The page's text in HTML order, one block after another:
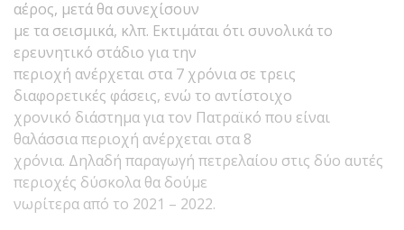
αέρος, μετά θα συνεχίσουν
με τα σεισμικά, κλπ. Εκτιμάται ότι συνολικά το
ερευνητικό στάδιο για την
περιοχή ανέρχεται στα 7 χρόνια σε τρεις
διαφορετικές φάσεις, ενώ το αντίστοιχο
χρονικό διάστημα για τον Πατραϊκό που είναι
θαλάσσια περιοχή ανέρχεται στα 8
χρόνια. Δηλαδή παραγωγή πετρελαίου στις δύο αυτές
περιοχές δύσκολα θα δούμε
νωρίτερα από το 2021 – 2022.